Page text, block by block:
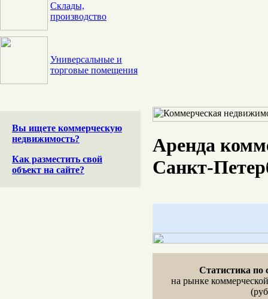
Склады,
производство
Универсальные и
торговые помещения
Вы ищете коммерческую
недвижимость?
Как разместить свой
объект на сайте?
Аренда
Санкт-
Статистика по
на рынке